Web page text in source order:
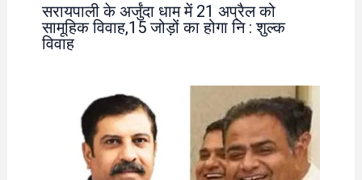
सरायपाली के अर्जुंदा धाम में 21 अप्रैल को
सामूहिक विवाह,15 जोड़ों का होगा नि : शुल्क
विवाह